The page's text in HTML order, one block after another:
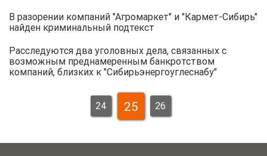
В разорении компаний "Агромаркет" и "Кармет-Сибирь"
найден криминальный подтекст
Расследуются два уголовных дела, связанных с
возможным преднамеренным банкротством
компаний, близких к "Сибирьэнергоуглеснабу"
24 25 26